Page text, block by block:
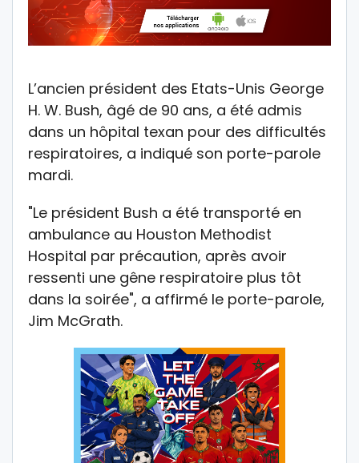
L’ancien président des Etats-Unis George
H. W. Bush, âgé de 90 ans, a été admis
dans un hôpital texan pour des difficultés
respiratoires, a indiqué son porte-parole
mardi.
"Le président Bush a été transporté en
ambulance au Houston Methodist
Hospital par précaution, après avoir
ressenti une gêne respiratoire plus tôt
dans la soirée", a affirmé le porte-parole,
Jim McGrath.